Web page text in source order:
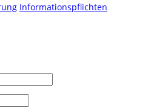
Informationspflichten